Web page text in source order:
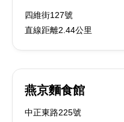
四維街127號
直線距離2.44公里
燕京麵食館
中正東路225號